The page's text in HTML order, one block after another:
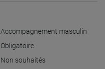
Accompagnement masculin
Obligatoire
Non souhaités